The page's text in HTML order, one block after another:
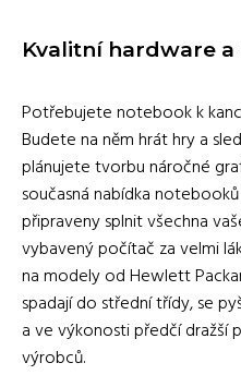
Kvalitní hardware a
Potřebujete notebook k
Budete na něm hrát hry a
plánujete tvorbu náročné
současná nabídka
připraveny splnit všechna
vybavený počítač za velmi
na modely od Hewlett
spadají do střední třídy, se
a ve výkonosti předčí dražší
výrobců.